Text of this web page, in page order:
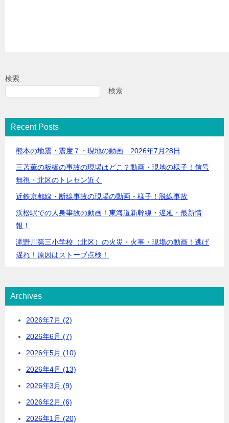
検索
検索
Recent Posts
熊本の地震・震度７・現地の動画 2026年7月28日
三苫薫の板橋の事故の現場はどこ？動画・現地の様子！信号
無視・北区のトレセン近く
近鉄京都線・断線事故の現場の動画・様子！脱線事故
浜松駅での人身事故の動画！東海道新幹線・遅延・最新情
報！
滝野川第三小学校（北区）の火災・火事・現場の動画！逃げ
遅れ！原因はストーブ点検！
Archives
2026年7月 (2)
2026年6月 (7)
2026年5月 (10)
2026年4月 (13)
2026年3月 (9)
2026年2月 (6)
2026年1月 (20)